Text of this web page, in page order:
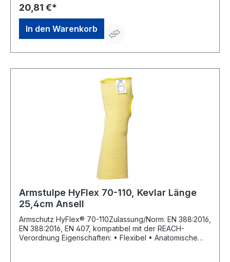
Waschbar • Gewebe mit Daumenloch • Doppellagig
Anwendungsbereiche: Metall- und Kunststoffindustrie
(zum Beispiel Flugzeugbau), Automobilindustrie im
Bereich Montage, Stahl- und Aluminiumwalzwerke im
Bereich der Blechfertigung, alle Tätigkeiten mit Schnitt-
oder Hitzegefährdungen für die Unterarme Material:
Products, Elsenheimerstrasse 43, 80687 München, DE,
+49451702740, info-germany.hsp@honeywell.com
20,81 €*
In den Warenkorb
Armstulpe HyFlex 70-110, Kevlar Länge
25,4cm Ansell
Armschutz HyFlex® 70-110Zulassung/Norm: EN 388:2016,
EN 388:2016, EN 407, kompatibel mit der REACH-
Verordnung Eigenschaften: • Flexibel • Anatomische